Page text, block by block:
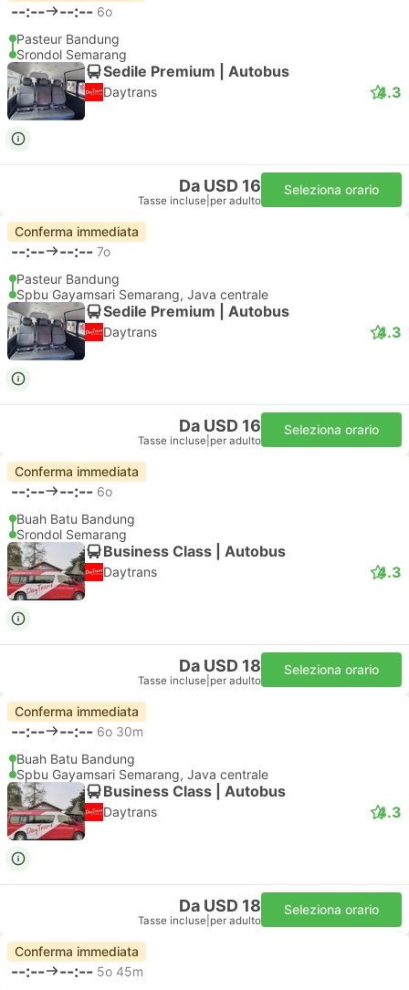
--:-- --:-- 6o
Pasteur Bandung
Srondol Semarang
Sedile Premium | Autobus
Daytrans 4.3
Da USD 16
Tasse incluse per adulto
Seleziona orario
Conferma immediata
--:-- --:-- 7o
Pasteur Bandung
Spbu Gayamsari Semarang, Java centrale
Sedile Premium | Autobus
Daytrans 4.3
Da USD 16
Tasse incluse per adulto
Seleziona orario
Conferma immediata
--:-- --:-- 6o
Buah Batu Bandung
Srondol Semarang
Business Class | Autobus
Daytrans 4.3
Da USD 18
Tasse incluse per adulto
Seleziona orario
Conferma immediata
--:-- --:-- 6o 30m
Buah Batu Bandung
Spbu Gayamsari Semarang, Java centrale
Business Class | Autobus
Daytrans 4.3
Da USD 18
Tasse incluse per adulto
Seleziona orario
Conferma immediata
--:-- --:-- 5o 45m